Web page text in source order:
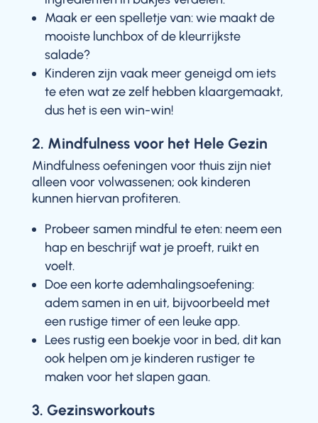
Maak er een spelletje van: wie maakt de
mooiste lunchbox of de kleurrijkste
salade?
Kinderen zijn vaak meer geneigd om iets
te eten wat ze zelf hebben klaargemaakt,
dus het is een win-win!
2. Mindfulness voor het Hele Gezin
Mindfulness oefeningen voor thuis zijn niet
alleen voor volwassenen; ook kinderen
kunnen hiervan profiteren.
Probeer samen mindful te eten: neem een
hap en beschrijf wat je proeft, ruikt en
voelt.
Doe een korte ademhalingsoefening:
adem samen in en uit, bijvoorbeeld met
een rustige timer of een leuke app.
Lees rustig een boekje voor in bed, dit kan
ook helpen om je kinderen rustiger te
maken voor het slapen gaan.
3. Gezinsworkouts